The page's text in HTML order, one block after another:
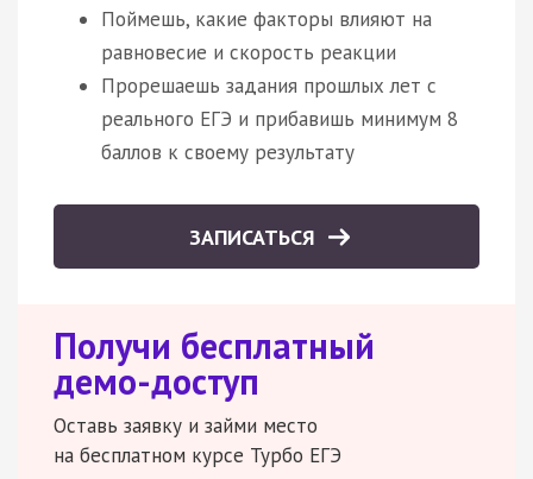
Поймешь, какие факторы влияют на
равновесие и скорость реакции
Прорешаешь задания прошлых лет с
реального ЕГЭ и прибавишь минимум 8
баллов к своему результату
ЗАПИСАТЬСЯ
Получи бесплатный
демо-доступ
Оставь заявку и займи место
на бесплатном курсе Турбо ЕГЭ